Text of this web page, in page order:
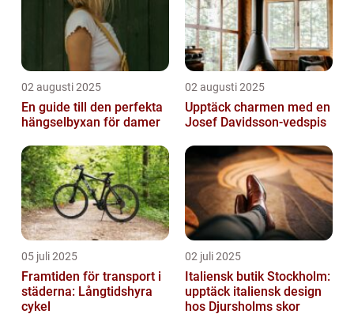
02 augusti 2025
En guide till den perfekta
hängselbyxan för damer
02 augusti 2025
Upptäck charmen med en
Josef Davidsson-vedspis
05 juli 2025
Framtiden för transport i
städerna: Långtidshyra
cykel
02 juli 2025
Italiensk butik Stockholm:
upptäck italiensk design
hos Djursholms skor